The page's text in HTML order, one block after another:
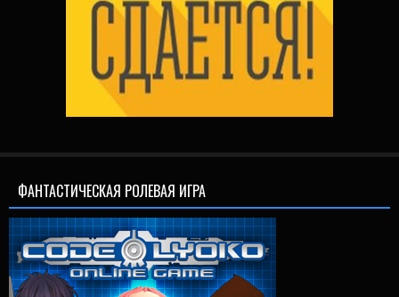
ФАНТАСТИЧЕСКАЯ РОЛЕВАЯ ИГРА